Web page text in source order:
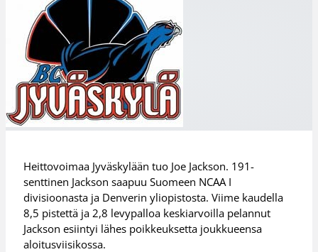
Heittovoimaa Jyväskylään tuo Joe Jackson. 191-
senttinen Jackson saapuu Suomeen NCAA I
divisioonasta ja Denverin yliopistosta. Viime kaudella
8,5 pistettä ja 2,8 levypalloa keskiarvoilla pelannut
Jackson esiintyi lähes poikkeuksetta joukkueensa
aloitusviisikossa.